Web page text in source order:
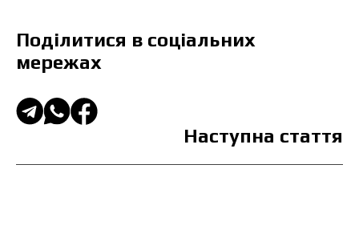
Поділитися в соціальних
мережах
Наступна стаття